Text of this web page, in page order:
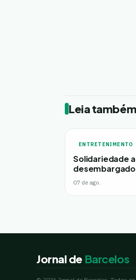
Leia também
ENTRETENIMENTO
Solidariedade
07 de ago.
Jornal de Barcelos